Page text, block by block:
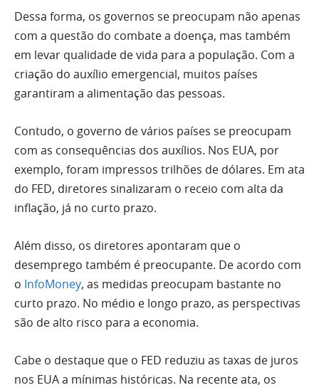
Dessa forma, os governos se preocupam não apenas
com a questão do combate a doença, mas também
em levar qualidade de vida para a população. Com a
criação do auxílio emergencial, muitos países
garantiram a alimentação das pessoas.
Contudo, o governo de vários países se preocupam
com as consequências dos auxílios. Nos EUA, por
exemplo, foram impressos trilhões de dólares. Em ata
do FED, diretores sinalizaram o receio com alta da
inflação, já no curto prazo.
Além disso, os diretores apontaram que o
desemprego também é preocupante. De acordo com
o InfoMoney, as medidas preocupam bastante no
curto prazo. No médio e longo prazo, as perspectivas
são de alto risco para a economia.
Cabe o destaque que o FED reduziu as taxas de juros
nos EUA a mínimas históricas. Na recente ata, os